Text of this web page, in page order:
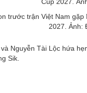
trước trận Việt Nam
2027. Ảnh:
Nguyễn Tài Lộc hứa
Sik.